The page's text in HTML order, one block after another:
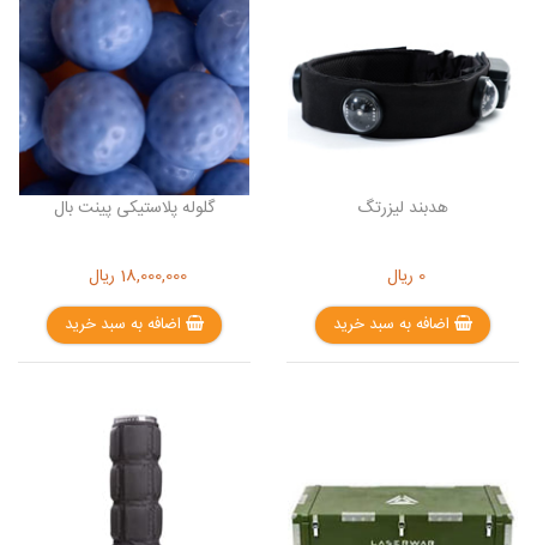
هدبند لیزرتگ
0 ریال
اضافه به سبد خرید
گلوله پلاستیکی پینت بال
18,000,000 ریال
اضافه به سبد خرید